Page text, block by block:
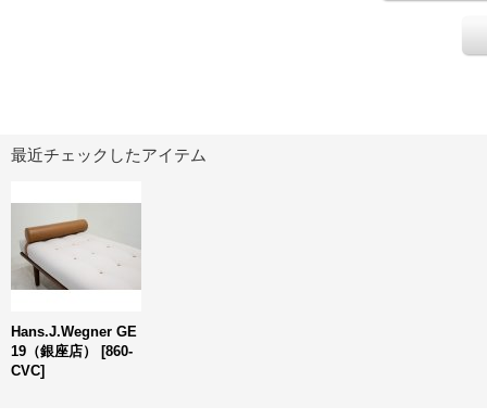
最近チェックしたアイテム
Hans.J.Wegner GE
19（銀座店）
[860-
CVC]